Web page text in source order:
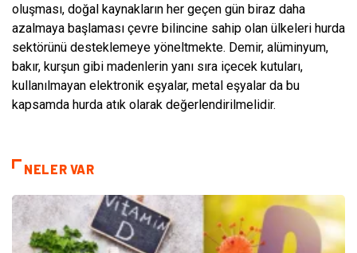
oluşması, doğal kaynakların her geçen gün biraz daha
azalmaya başlaması çevre bilincine sahip olan ülkeleri hurda
sektörünü desteklemeye yöneltmekte. Demir, alüminyum,
bakır, kurşun gibi madenlerin yanı sıra içecek kutuları,
kullanılmayan elektronik eşyalar, metal eşyalar da bu
kapsamda hurda atık olarak değerlendirilmelidir.
NELER VAR